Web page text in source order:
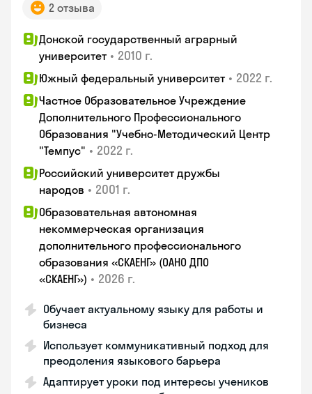
2 отзыва
Донской государственный аграрный
университет • 2010 г.
Южный федеральный университет • 2022 г.
Частное Образовательное Учреждение
Дополнительного Профессионального
Образования "Учебно-Методический Центр
"Темпус" • 2022 г.
Российский университет дружбы
народов • 2001 г.
Образовательная автономная
некоммерческая организация
дополнительного профессионального
образования «СКАЕНГ» (ОАНО ДПО
«СКАЕНГ») • 2026 г.
Обучает актуальному языку для работы и
бизнеса
Использует коммуникативный подход для
преодоления языкового барьера
Адаптирует уроки под интересы учеников